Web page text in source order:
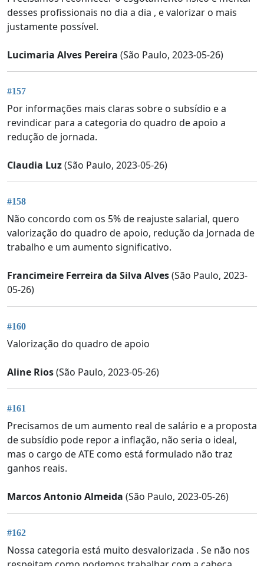
desses profissionais no dia a dia , e valorizar o mais
justamente possível.
Lucimaria Alves Pereira (São Paulo, 2023-05-26)
#157
Por informações mais claras sobre o subsídio e a
revindicar para a categoria do quadro de apoio a
redução de jornada.
Claudia Luz(São Paulo, 2023-05-26)
#158
Não concordo com os 5% de reajuste salarial, quero
valorização do quadro de apoio, redução da Jornada de
trabalho e um aumento significativo.
Francimeire Ferreira da Silva Alves(São Paulo, 2023-
05-26)
#160
Valorização do quadro de apoio
Aline Rios(São Paulo, 2023-05-26)
#161
Precisamos de um aumento real de salário e a proposta
de subsídio pode repor a inflação, não seria o ideal,
mas o cargo de ATE como está formulado não traz
ganhos reais.
Marcos Antonio Almeida (São Paulo, 2023-05-26)
#162
Nossa categoria está muito desvalorizada . Se não nos